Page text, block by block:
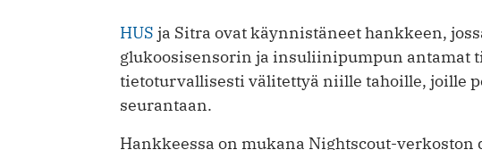
HUS ja Sitra ovat käynnistäneet hankkeen,
glukoosisensorin ja insuliinipumpun antamat
tietoturvallisesti välitettyä niille tahoille, joille
seurantaan.
Hankkeessa on mukana Nightscout-verkoston